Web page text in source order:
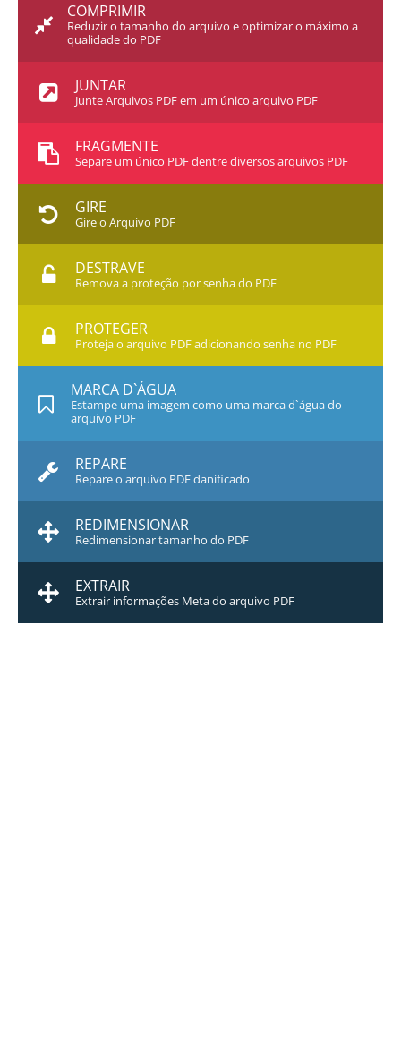
COMPRIMIR
Reduzir o tamanho do arquivo e optimizar o máximo a
qualidade do PDF
JUNTAR
Junte Arquivos PDF em um único arquivo PDF
FRAGMENTE
Separe um único PDF dentre diversos arquivos PDF
GIRE
Gire o Arquivo PDF
DESTRAVE
Remova a proteção por senha do PDF
PROTEGER
Proteja o arquivo PDF adicionando senha no PDF
MARCA D`ÁGUA
Estampe uma imagem como uma marca d`água do
arquivo PDF
REPARE
Repare o arquivo PDF danificado
REDIMENSIONAR
Redimensionar tamanho do PDF
EXTRAIR
Extrair informações Meta do arquivo PDF